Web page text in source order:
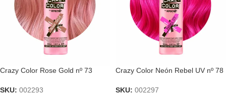
Crazy Color Rose Gold nº 73
SKU: 002293
Crazy Color Neón Rebel UV nº 78
SKU: 002297